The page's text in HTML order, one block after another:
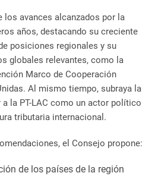
los avances alcanzados por la
años, destacando su creciente
posiciones regionales y su
globales relevantes, como la
Marco de Cooperación
Al mismo tiempo, subraya la
la PT-LAC como un actor político
tributaria internacional.
el Consejo propone:
de los países de la región